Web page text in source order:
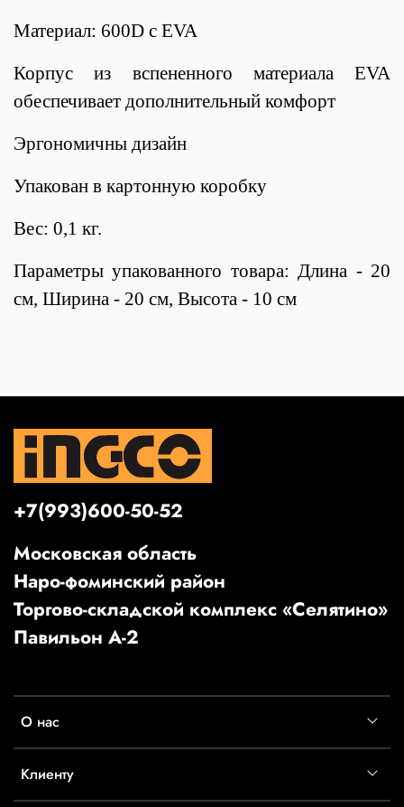
Материал: 600D с EVA
Корпус из вспененного материала EVA
обеспечивает дополнительный комфорт
Эргономичны дизайн
Упакован в картонную коробку
Вес: 0,1 кг.
Параметры упакованного товара: Длина - 20
см, Ширина - 20 см, Высота - 10 см
О нас
Клиенту
+7(993)600-50-52
Московская область
Наро-фоминский район
Торгово-складской комплекс «Селятино»
Павильон А-2